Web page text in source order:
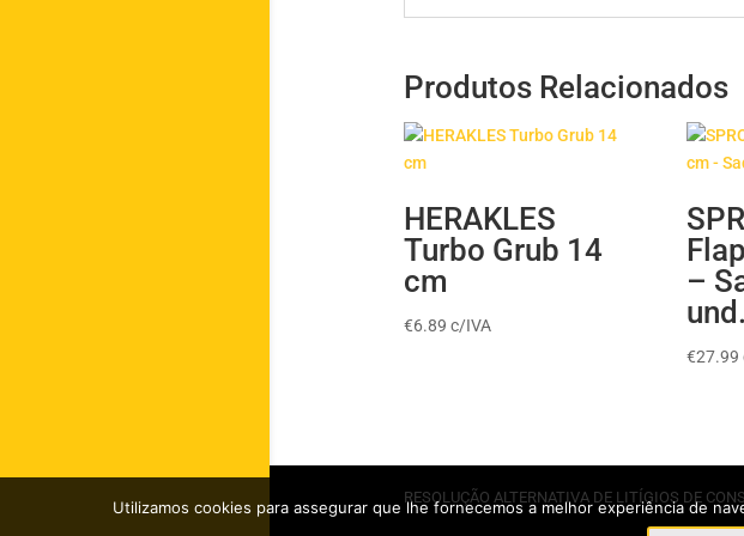
Produtos Relacionados
HERAKLES
Turbo Grub 14
cm
€6.89 c/IVA
–
und.
€27.99
RESOLUÇÃO ALTERNATIVA DE LITÍGIOS DE
Utilizamos cookies para assegurar que lhe fornecemos a melhor experiência de